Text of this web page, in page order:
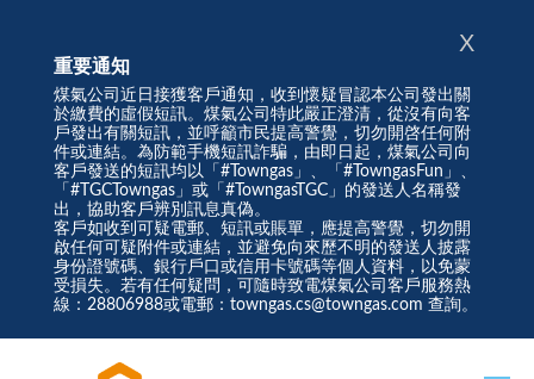
重要通知
煤氣公司近日接獲客戶通知，收到懷疑冒認本公司發出關
於繳費的虛假短訊。煤氣公司特此嚴正澄清，從沒有向客
戶發出有關短訊，並呼籲市民提高警覺，切勿開啓任何附
件或連結。為防範手機短訊詐騙，由即日起，煤氣公司向
客戶發送的短訊均以「#Towngas」、「#TowngasFun」、
「#TGCTowngas」或「#TowngasTGC」的發送人名稱發
出，協助客戶辨別訊息真偽。
客戶如收到可疑電郵、短訊或賬單，應提高警覺，切勿開
啟任何可疑附件或連結，並避免向來歷不明的發送人披露
身份證號碼、銀行戶口或信用卡號碼等個人資料，以免蒙
受損失。若有任何疑問，可隨時致電煤氣公司客戶服務熱
線：28806988或電郵：towngas.cs@towngas.com 查詢。
X